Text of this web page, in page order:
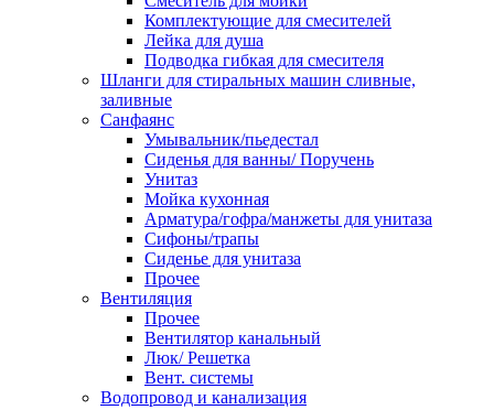
Комплектующие для смесителей
Лейка для душа
Подводка гибкая для смесителя
Шланги для стиральных машин сливные,
заливные
Санфаянс
Умывальник/пьедестал
Сиденья для ванны/ Поручень
Унитаз
Мойка кухонная
Арматура/гофра/манжеты для унитаза
Сифоны/трапы
Сиденье для унитаза
Прочее
Вентиляция
Прочее
Вентилятор канальный
Люк/ Решетка
Вент. системы
Водопровод и канализация